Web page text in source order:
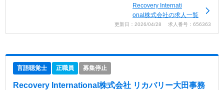
Recovery Internati
onal株式会社の求人一覧
更新日：2026/04/28 求人番号：656363
言語聴覚士 正職員 募集停止
Recovery International株式会社 リカバリー大田事務